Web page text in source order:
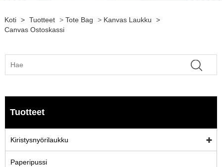
Koti > Tuotteet > Tote Bag > Kanvas Laukku
>
Canvas Ostoskassi
Tuotteet
Kiristysnyörilaukku
Paperipussi